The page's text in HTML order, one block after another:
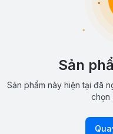
Sản
Sản phẩm này hiện tại đã
chọn